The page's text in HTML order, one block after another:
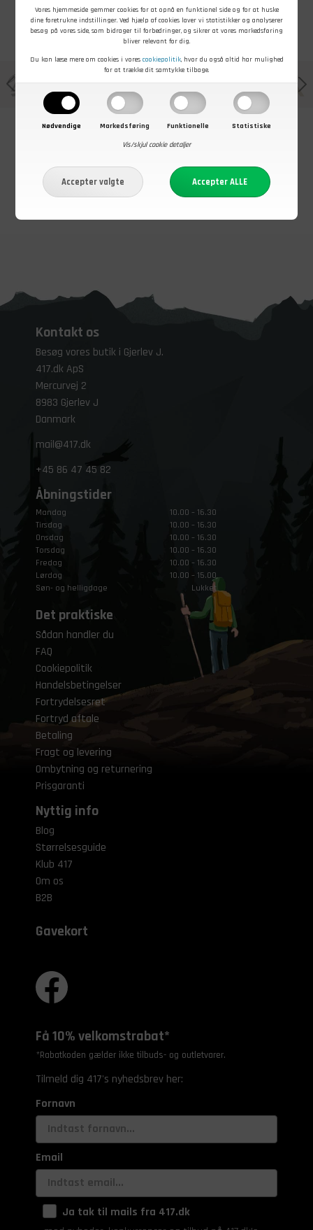
Vores hjemmeside gemmer cookies for at opnå en funktionel side og for at huske
dine foretrukne indstillinger. Ved hjælp af cookies laver vi statistikker og analyserer
besøg på vores side, som bidrager til forbedringer, og sikrer at vores markedsføring
bliver relevant for dig.
Du kan læse mere om cookies i vores cookiepolitik, hvor du også altid har mulighed
for at trække dit samtykke tilbage.
Nødvendige Markedsføring Funktionelle
Statistiske
Vis/skjul cookie detaljer
Kontakt os
Besøg vores butik i Gjerlev J.
417.dk ApS
Mercurvej 2
8983 Gjerlev J
Danmark
mail@417.dk
+45 86 47 45 82
Åbningstider
Mandag
10.00 – 16.30
Tirsdag
10.00 – 16.30
Onsdag
10.00 – 16.30
Torsdag
10.00 – 16.30
Fredag
10.00 – 16.30
Lørdag
10.00 – 15.00
Søn- og helligdage
Lukket
Det praktiske
Sådan handler du
FAQ
Cookiepolitik
Handelsbetingelser
Fortrydelsesret
Fortryd aftale
Betaling
Fragt og levering
Ombytning og returnering
Prisgaranti
Nyttig info
Blog
Størrelsesguide
Klub 417
Om os
B2B
Gavekort
Få 10% velkomstrabat*
*Rabatkoden gælder ikke tilbuds- og outletvarer.
Tilmeld dig 417's nyhedsbrev her:
Fornavn
Email
Ja tak til mails fra 417.dk